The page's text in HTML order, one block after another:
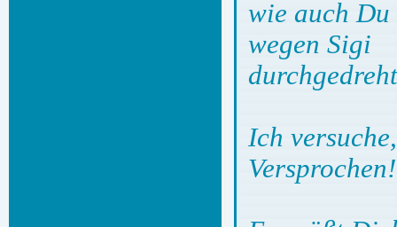
wie auch
wegen Sigi
Ich
Versprochen!